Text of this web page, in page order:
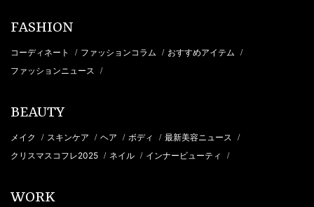
FASHION
コーディネート / ファッションコラム / おすすめアイテム /
ファッションニュース /
BEAUTY
メイク / スキンケア / ヘア / ボディ / 最新美容ニュース /
クリスマスコフレ2025 / ネイル / インナービューティ /
WORK